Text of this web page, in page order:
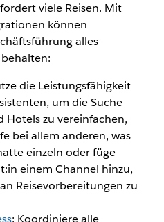
viele Reisen. Mit
können
alles
die Leistungsfähigkeit
um die Suche
Hotels zu vereinfachen,
bei allem anderen, was
einzeln oder füge
einem Channel hinzu,
Reisevorbereitungen zu
: Koordiniere alle